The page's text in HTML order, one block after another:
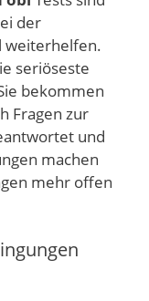
der
weiterhelfen.
seriöseste
bekommen
Fragen zur
und
machen
mehr offen